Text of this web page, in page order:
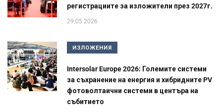
регистрациите за изложители през 2027г.
29.05.2026
ИЗЛОЖЕНИЯ
Intersolar Europe 2026: Големите системи
за съхранение на енергия и хибридните PV
фотоволтаични системи в центъра на
събитието